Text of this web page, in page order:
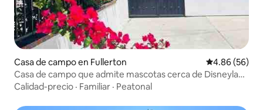
Casa de campo en Fullerton Calificación
4.86 (56)
Casa de campo que admite mascotas cerca de Disneyland
y hospitales
Calidad-precio · Familiar · Peatonal